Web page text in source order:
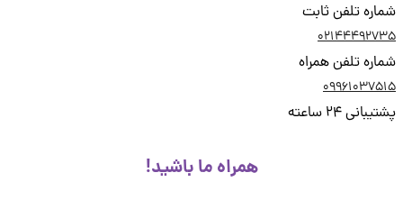
تلفن ثابت
تلفن همراه
24 ساعته
همراه ما باشید!